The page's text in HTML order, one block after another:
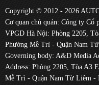
Copyright © 2012 - 2026
Cơ quan chủ quản: Công ty Cổ
VPGD Hà Nội: Phòng 2205,
Phường Mễ Trì - Quận Nam
Governing body: A&D Media
Address: Phòng 2205, Tòa A3
Mễ Trì - Quận Nam Từ Liêm -